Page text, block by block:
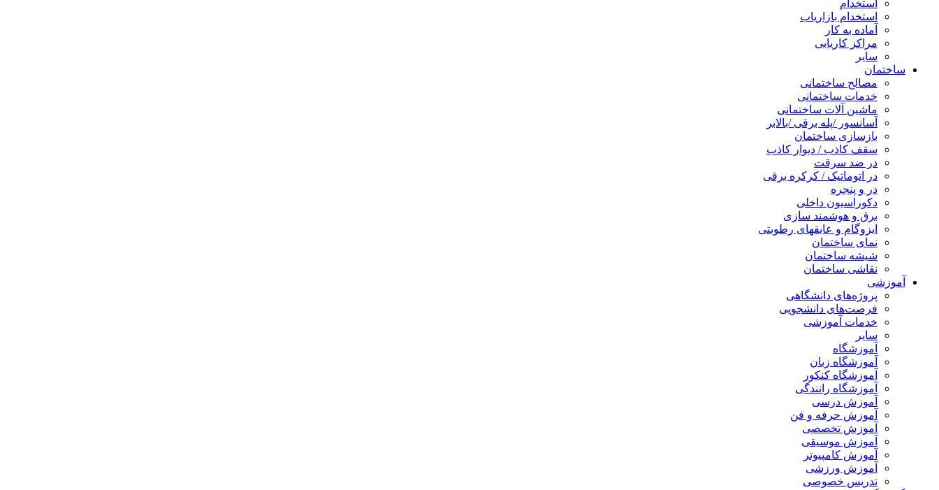
استخدام
استخدام بازاریاب
آماده به کار
مراکز کاریابی
سایر
ساختمان
مصالح ساختمانی
خدمات ساختمانی
ماشین آلات ساختمانی
آسانسور /پله برقی /بالابر
بازسازی ساختمان
سقف کاذب / دیوار کاذب
در ضد سرقت
در اتوماتیک / کرکره برقی
در و پنجره
دکوراسیون داخلی
برق و هوشمند سازی
ایزوگام و عایقهای رطوبتی
نمای ساختمان
شیشه ساختمان
نقاشی ساختمان
آموزشی
پروژه‌های دانشگاهی
فرصت‌های دانشجویی
خدمات آموزشی
سایر
آموزشگاه
آموزشگاه زبان
آموزشگاه کنکور
آموزشگاه رانندگی
آموزش درسی
آموزش حرفه و فن
آموزش تخصصی
آموزش موسیقی
آموزش کامپیوتر
آموزش ورزشی
تدریس خصوصی